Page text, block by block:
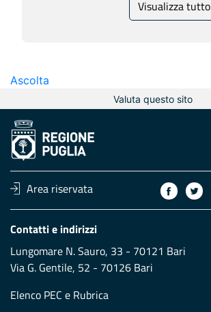
Visualizza tutto
Ascolta
Valuta questo sito
Area riservata
Contatti e indirizzi
Lungomare N. Sauro, 33 - 70121 Bari
Via G. Gentile, 52 - 70126 Bari
Elenco PEC e Rubrica